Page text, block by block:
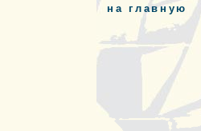
на главную